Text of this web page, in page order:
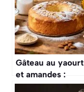
Gâteau au yaourt
et amandes :
recette facile et